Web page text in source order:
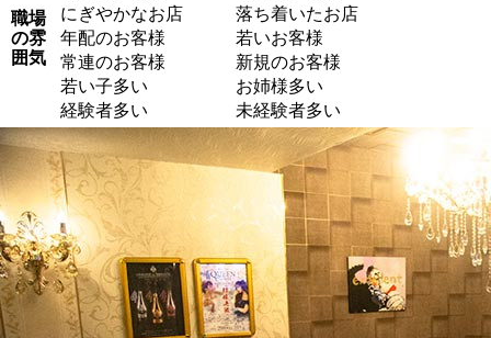
職場
の雰
囲気
にぎやかなお店
落ち着いたお店
年配のお客様
若いお客様
常連のお客様
新規のお客様
若い子多い
お姉様多い
経験者多い
未経験者多い